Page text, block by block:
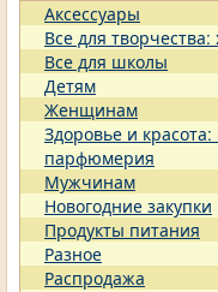
Аксессуары
Все для
Все для школы
Детям
Женщинам
Здоровье и
парфюмерия
Мужчинам
Новогодние закупки
Продукты питания
Разное
Распродажа